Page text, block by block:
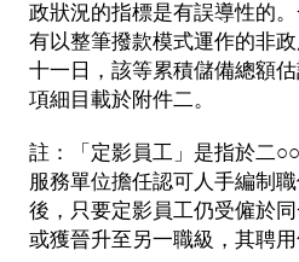
政狀況的指標是有誤導性的
有以整筆撥款模式運作的非
十一日，該等累積儲備總額
項細目載於附件二。
註：「定影員工」是指於二
服務單位擔任認可人手編制
後，只要定影員工仍受僱於
或獲晉升至另一職級，其聘